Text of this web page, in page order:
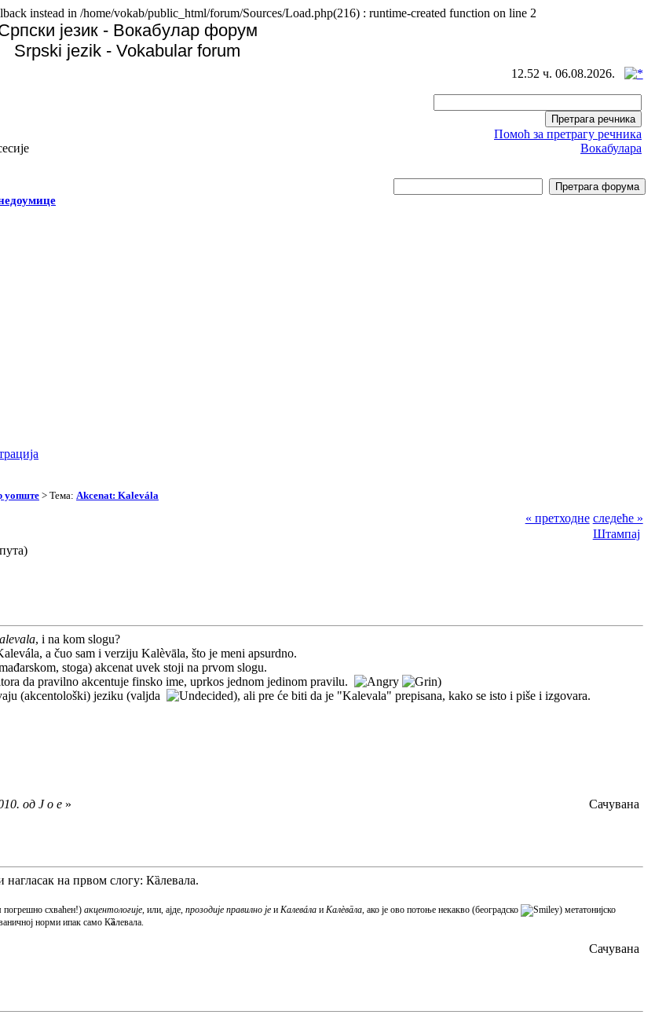
instead in /home/vokab/public_html/forum/Sources/Load.php(216) : runtime-created function on line 2
језик - Вокабулар форум
Srpski jezik - Vokabular forum
12.52 ч. 06.08.2026.
Помоћ за претрагу речника
Вокабулара
уопште > Тема: Akcenat: Kalevála
« претходне следеће »
Штампај
, i na kom slogu?
a čuo sam i verziju Kalèvāla, što je meni apsurdno.
stoga) akcenat uvek stoji na prvom slogu.
da pravilno akcentuje finsko ime, uprkos jednom jedinom pravilu.
)
(akcentološki) jeziku (valjda
), ali pre će biti da je "Kalevala" prepisana, kako se isto i piše i izgovara.
од J o e » Сачувана
нагласак на првом слогу: Кȁлевала.
погрешно схваћен!) акцентологије, или, ајде, прозодије правилно је и Калевáла и Калèвāла, ако је ово потоње некакво (београдско
) метатонијско
норми ипак само Кȁлевала.
Сачувана